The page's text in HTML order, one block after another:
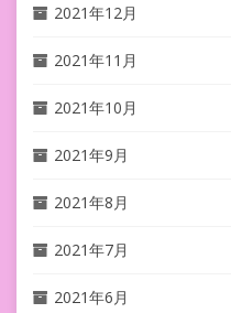
2021年12月
2021年11月
2021年10月
2021年9月
2021年8月
2021年7月
2021年6月